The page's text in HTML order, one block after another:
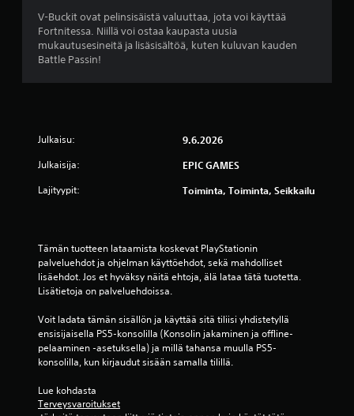
v
t
(
V-Buckit ovat pelinsisäistä valuuttaa, jota voi käyttää
Fortnitessa. Niillä voi ostaa kaupasta uusia
mukautusesineitä ja lisäsisältöä, kuten kuluvan kauden
Battle Passin!
Julkaisu: 9.6.2026
Julkaisija: EPIC GAMES
Lajityypit: Toiminta, Toiminta, Seikkailu
Tämän tuotteen lataamista koskevat PlayStationin
palveluehdot ja ohjelman käyttöehdot, sekä mahdolliset
lisäehdot. Jos et hyväksy näitä ehtoja, älä lataa tätä tuotetta.
Lisätietoja on palveluehdoissa.
Voit ladata tämän sisällön ja käyttää sitä tiliisi yhdistetyllä
ensisijaisella PS5-konsolilla (Konsolin jakaminen ja offline-
pelaaminen -asetuksella) ja millä tahansa muulla PS5-
konsolilla, kun kirjaudut sisään samalla tilillä.
Lue kohdasta
Terveysvaroitukset